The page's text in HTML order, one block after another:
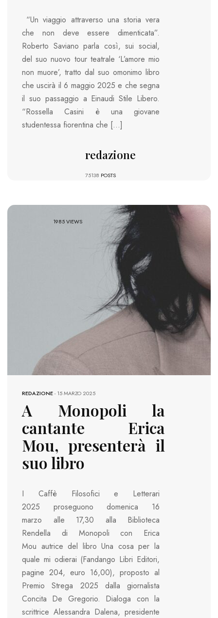
“Un viaggio attraverso una storia vera
che non deve essere dimenticata”.
Roberto Saviano parla così, sui social,
del suo nuovo tour teatrale ‘L’amore mio
non muore’, tratto dal suo omonimo libro
che uscirà il 6 maggio 2025 e che segna
il suo passaggio a Einaudi Stile Libero.
“Rossella Casini è una giovane
studentessa fiorentina che […]
redazione
75138 POSTS
1985 VIEWS
REDAZIONE-15 MARZO 2025
A Monopoli la
cantante Erica
Mou, presenterà il
suo libro
I Caffè Filosofici e Letterari
2025 proseguono domenica 16
marzo alle 17,30 alla Biblioteca
Rendella di Monopoli con Erica
Mou autrice del libro Una cosa per la
quale mi odierai (Fandango Libri Editori,
pagine 204, euro 16,00), proposto al
Premio Strega 2025 dalla giornalista
Concita De Gregorio. Dialoga con la
scrittrice Alessandra Dalena, presidente